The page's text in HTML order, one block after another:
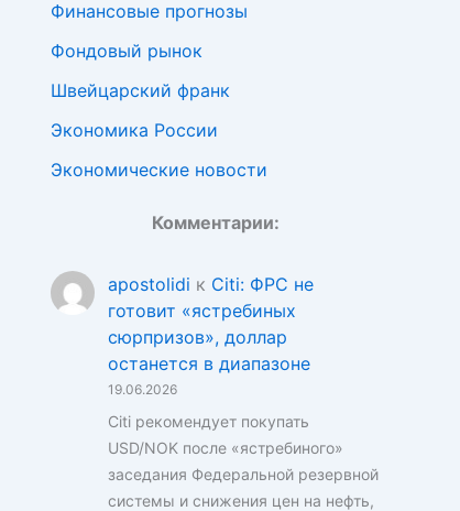
Финансовые прогнозы
Фондовый рынок
Швейцарский франк
Экономика России
Экономические новости
Комментарии:
apostolidi к Citi: ФРС не
готовит «ястребиных
сюрпризов», доллар
останется в диапазоне
19.06.2026
Citi рекомендует покупать
USD/NOK после «ястребиного»
заседания Федеральной резервной
системы и снижения цен на нефть,